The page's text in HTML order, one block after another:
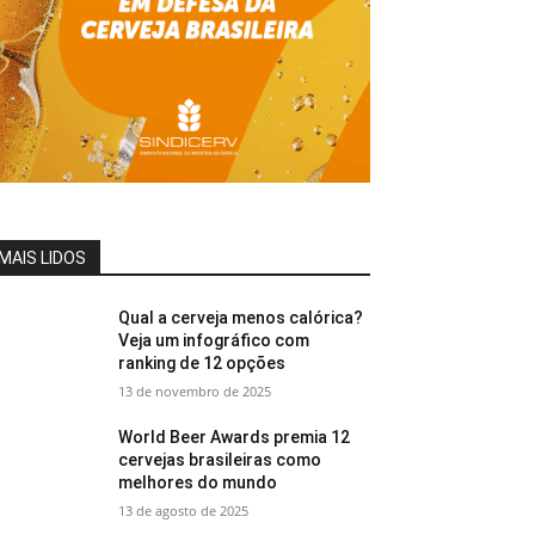
LIDOS
Qual a cerveja menos calórica?
Veja um infográfico com
ranking de 12 opções
13 de novembro de 2025
World Beer Awards premia 12
cervejas brasileiras como
melhores do mundo
13 de agosto de 2025